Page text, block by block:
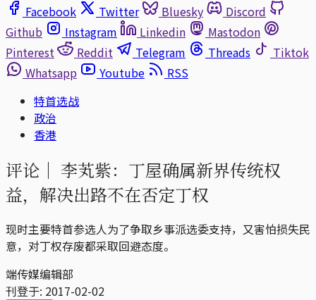
Facebook
Twitter Bluesky
Discord
Github
Instagram Linkedin
Mastodon
Pinterest
Reddit Telegram Threads
Tiktok
Whatsapp
Youtube
RSS
特首选战
政治
香港
评论｜ 李芄紫：丁屋确属新界传统权
益，解决出路不在否定丁权
现时主要特首参选人为了争取乡事派选委支持，又害怕损失民
意，对丁权存废都采取回避态度。
端传媒编辑部
刊登于: 2017-02-02